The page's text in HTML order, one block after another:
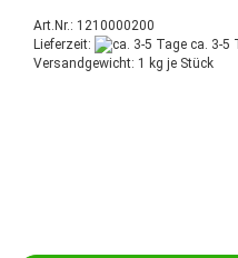
Art.Nr.: 1210000200
Lieferzeit:
ca. 3-5
Versandgewicht: 1 kg je Stück